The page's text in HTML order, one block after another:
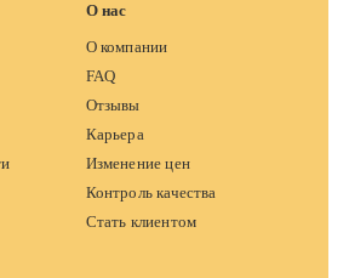
О нас
О компании
FAQ
Отзывы
Карьера
Изменение цен
Контроль качества
Стать клиентом